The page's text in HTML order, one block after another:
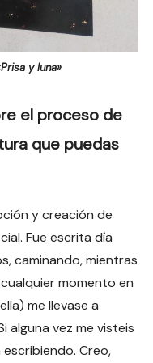
y luna»
el proceso de
que puedas
y creación de
Fue escrita día
caminando, mientras
momento en
me llevase a
alguna vez me visteis
Creo,